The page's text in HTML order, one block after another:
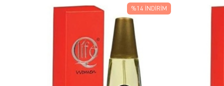
%14 İNDIRIM